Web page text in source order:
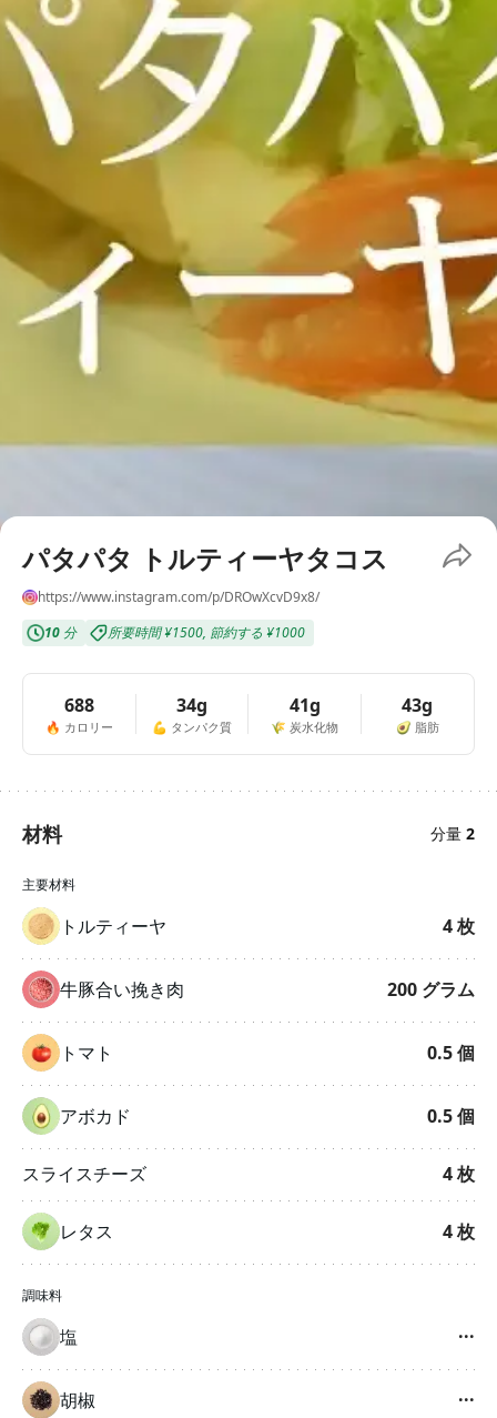
パタパタ トルティーヤタコス
https://www.instagram.com/p/DROwXcvD9x8/
10 分 所要時間¥1500, 節約する ¥1000
688
🔥 カロリー
34g
💪 タンパク質
41g
🌾 炭水化物
43g
🥑 脂肪
材料 分量 2
主要材料
トルティーヤ 4枚
牛豚合い挽き肉 200 グラム
トマト 0.5個
アボカド 0.5個
スライスチーズ 4枚
レタス 4枚
調味料
塩 ···
胡椒 ···